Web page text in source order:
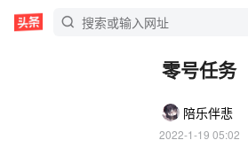
零号任务
陪乐伴悲
2022-1-19 05:02